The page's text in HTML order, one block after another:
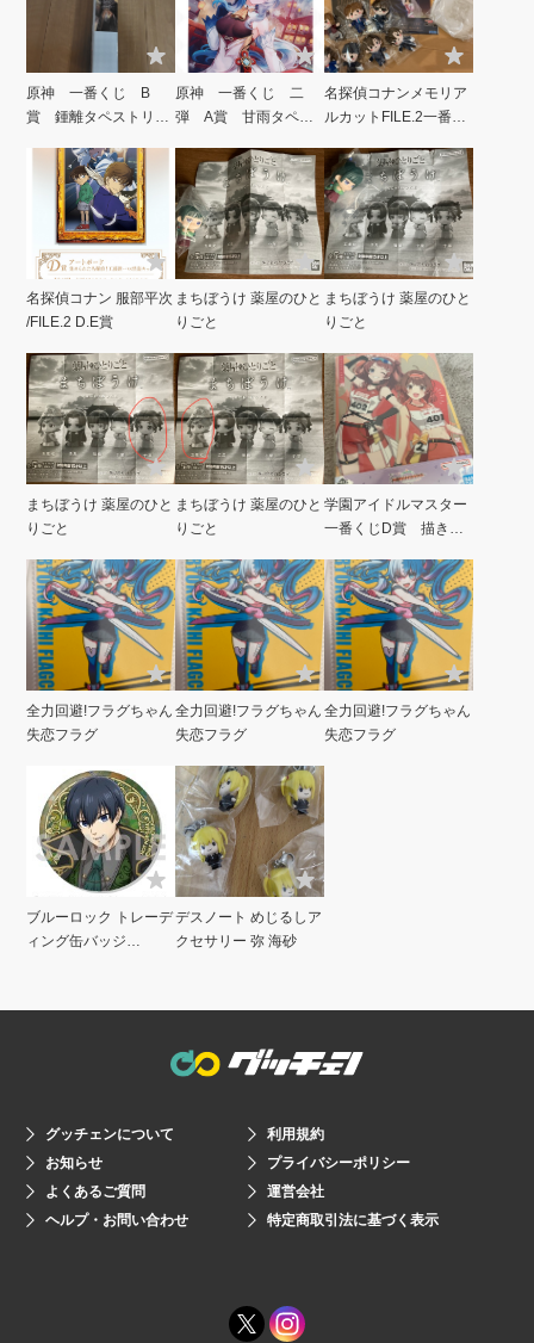
原神 一番くじ B
賞 鍾離タペストリ
原神 一番くじ 二
弾 A賞 甘雨タペス
サイズ
名探偵コナンメモリア
ルカットFILE.2一番く
名探偵コナン 服部平次
/FILE.2 D.E賞
まちぼうけ 薬屋のひと
りごと
まちぼうけ 薬屋のひと
りごと
まちぼうけ 薬屋のひと
りごと
まちぼうけ 薬屋のひと
りごと
学園アイドルマスター
一番くじD賞 描き下
ー
全力回避!フラグちゃん
失恋フラグ
全力回避!フラグちゃん
失恋フラグ
全力回避!フラグちゃん
失恋フラグ
ブルーロック トレーデ
ィング缶バッジ
デスノート めじるしア
クセサリー 弥 海砂
グッチェンについて
お知らせ
よくあるご質問
ヘルプ・お問い合わせ
利用規約
プライバシーポリシー
運営会社
特定商取引法に基づく表示